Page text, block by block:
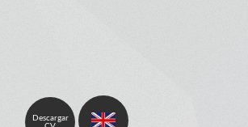
Descargar